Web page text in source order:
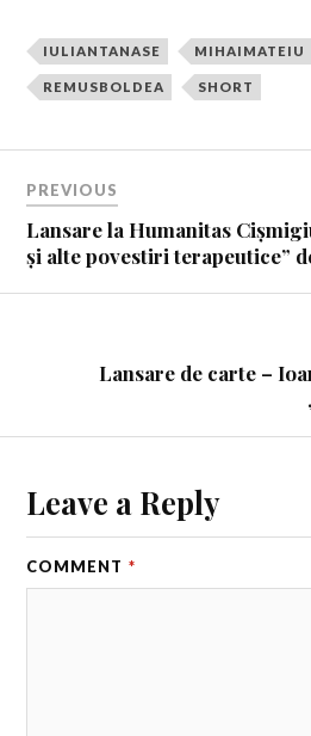
IULIANTANASE MIHAIMATEIU
REMUSBOLDEA SHORT
PREVIOUS
Lansare la Humanitas
și alte povestiri terapeutice”
Lansare de carte –
Leave a Reply
COMMENT *